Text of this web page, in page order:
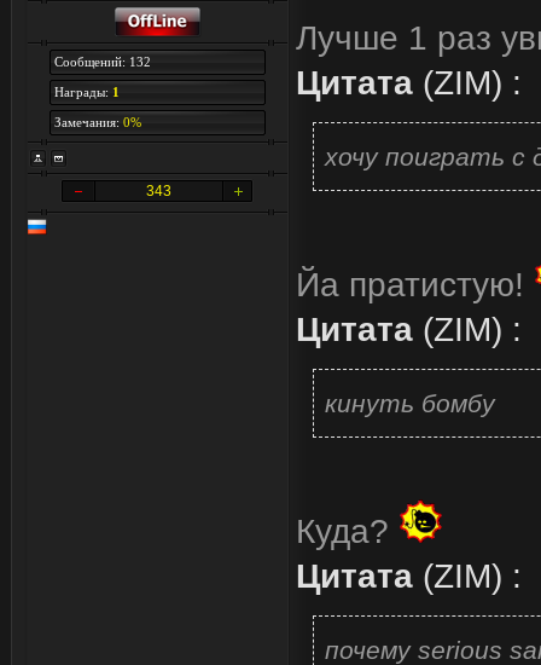
Сообщений: 132
Награды: 1
Замечания: 0%
343
Лучше 1 раз
Цитата (ZIM) :
хочу поиграть с
Йа пратистую!
Цитата (ZIM) :
кинуть бомбу
Куда?
Цитата (ZIM) :
почему serious